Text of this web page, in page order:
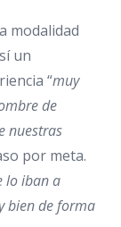
modalidad
un
“muy
de
nuestras
por meta.
lo iban a
bien de forma